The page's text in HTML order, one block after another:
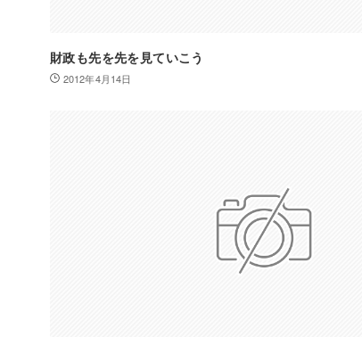
財政も先を先を見ていこう
2012年4月14日